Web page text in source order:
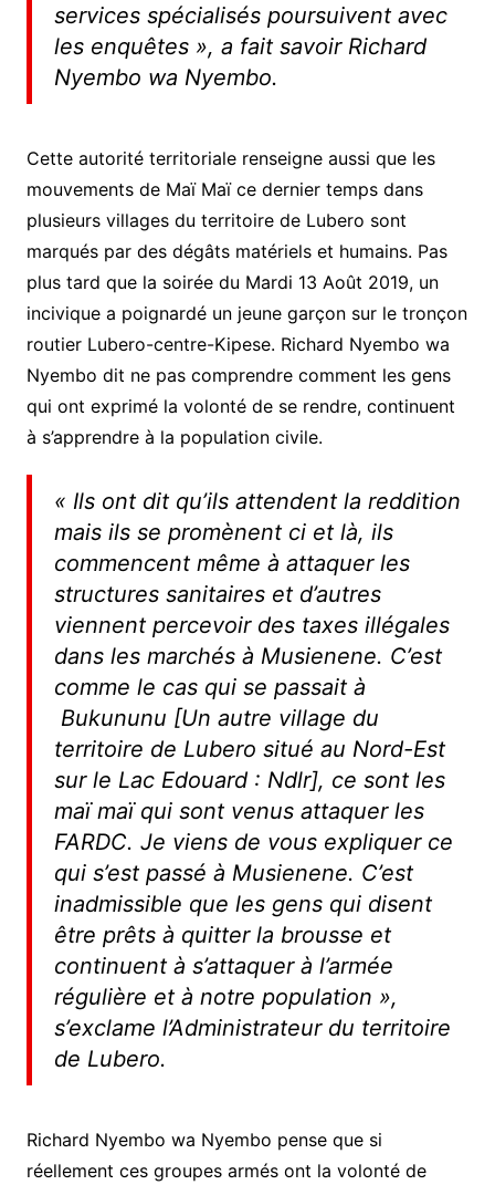
services spécialisés poursuivent avec
les enquêtes », a fait savoir Richard
Nyembo wa Nyembo.
Cette autorité territoriale renseigne aussi que les
mouvements de Maï Maï ce dernier temps dans
plusieurs villages du territoire de Lubero sont
marqués par des dégâts matériels et humains. Pas
plus tard que la soirée du Mardi 13 Août 2019, un
incivique a poignardé un jeune garçon sur le tronçon
routier Lubero-centre-Kipese. Richard Nyembo wa
Nyembo dit ne pas comprendre comment les gens
qui ont exprimé la volonté de se rendre, continuent
à s’apprendre à la population civile.
« Ils ont dit qu’ils attendent la reddition
mais ils se promènent ci et là, ils
commencent même à attaquer les
structures sanitaires et d’autres
viennent percevoir des taxes illégales
dans les marchés à Musienene. C’est
comme le cas qui se passait à
Bukununu [Un autre village du
territoire de Lubero situé au Nord-Est
sur le Lac Edouard : Ndlr], ce sont les
maï maï qui sont venus attaquer les
FARDC. Je viens de vous expliquer ce
qui s’est passé à Musienene. C’est
inadmissible que les gens qui disent
être prêts à quitter la brousse et
continuent à s’attaquer à l’armée
régulière et à notre population »,
s’exclame l’Administrateur du territoire
de Lubero.
Richard Nyembo wa Nyembo pense que si
réellement ces groupes armés ont la volonté de